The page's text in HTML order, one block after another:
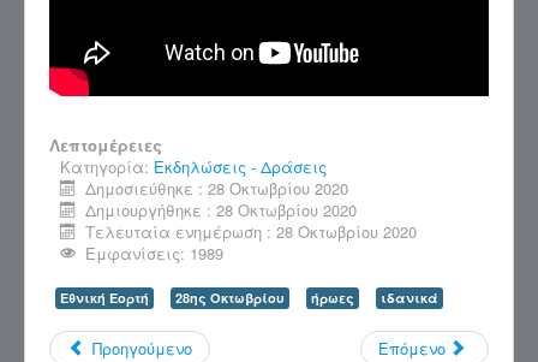
Λεπτομέρειες
Κατηγορία: Εκδηλώσεις - Δράσεις
Δημοσιεύθηκε : 28 Οκτωβρίου 2020
Δημιουργήθηκε : 28 Οκτωβρίου 2020
Τελευταία ενημέρωση : 28 Οκτωβρίου 2020
Εμφανίσεις: 1989
Εθνική Εορτή 28ης Οκτωβρίου ήρωες ιδανικά
Προηγούμενο Επόμενο